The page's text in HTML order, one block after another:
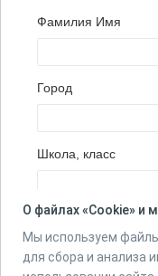
Фамилия Имя
Город
Школа, класс
О файлах «Cookie» и
Мы используем
для сбора и анализа